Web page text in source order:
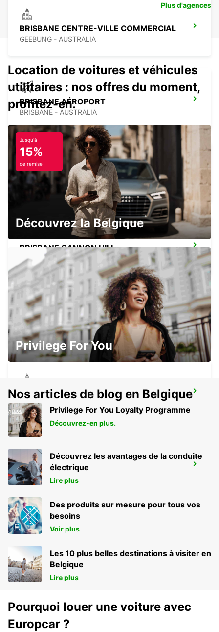
BRISBANE CENTRE-VILLE COMMERCIAL
GEEBUNG - AUSTRALIA
BRISBANE AÉROPORT
BRISBANE - AUSTRALIA
BRISBANE FORTITUDE VALLEY
FORTITUDE VALLEY - AUSTRALIA
BRISBANE CANNON HILL
TINGALPA - AUSTRALIA
BRISBANE MANSFIELD
MANSFIELD - AUSTRALIA
BRISBANE ARCHERFIELD
ARCHERFIELD - AUSTRALIA
BRISBANE SLACKS CREEK
SLACKS CREEK - AUSTRALIA
Plus d'agences
Location de voitures et véhicules
utilitaires : nos offres du moment,
profitez-en.
Jusqu'à
15%
de remise
Découvrez la Belgique
Privilege For You
Nos articles de blog en Belgique
Privilege For You Loyalty Programme
Découvrez-en plus.
Découvrez les avantages de la conduite
électrique
Lire plus
Des produits sur mesure pour tous vos
besoins
Voir plus
Les 10 plus belles destinations à visiter en
Belgique
Lire plus
Pourquoi louer une voiture avec
Europcar ?